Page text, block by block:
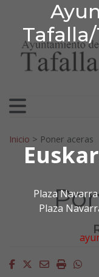
Plaza
Plaza
Ir al contenido
Search for:
Inicio > Poner aceras
Facebook
Twitter
EmailImprimir